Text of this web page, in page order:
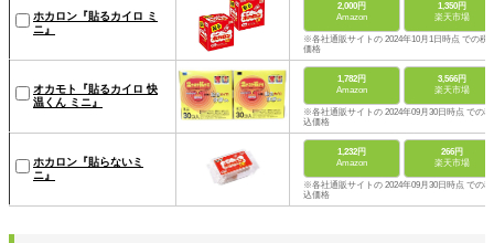
ホカロン『貼るカイロ ミ
ニ』
2,000円
Amazon
1,350円
楽天市場
※各社通販サイトの 2024年10月1日時点 での税
価格
オカモト『貼るカイロ 快
温くん ミニ』
1,782円
Amazon
3,566円
楽天市場
※各社通販サイトの 2024年09月30日時点 での税
込価格
ホカロン『貼らないミ
ニ』
1,232円
Amazon
266円
楽天市場
※各社通販サイトの 2024年09月30日時点 での税
込価格